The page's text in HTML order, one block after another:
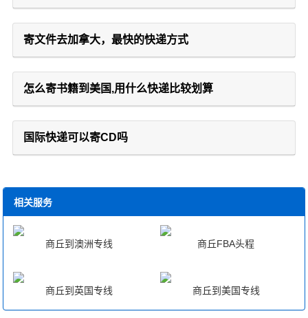
寄文件去加拿大，最快的快递方式
怎么寄书籍到美国,用什么快递比较划算
国际快递可以寄CD吗
相关服务
商丘到澳洲专线 商丘FBA头程
商丘到英国专线 商丘到美国专线